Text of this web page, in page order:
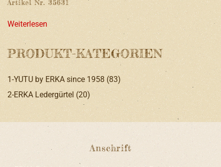
Artikel Nr. 35631
Weiterlesen
PRODUKT-KATEGORIEN
1-YUTU by ERKA since 1958 (83)
2-ERKA Ledergürtel (20)
Anschrift